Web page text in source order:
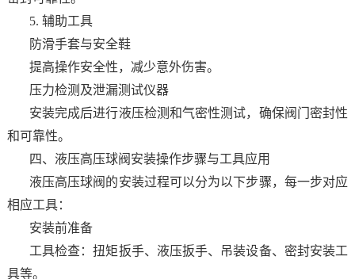
5. 辅助工具
防滑手套与安全鞋
提高操作安全性，减少意外伤害。
压力检测及泄漏测试仪器
安装完成后进行液压检测和气密性测试，确保阀门密封性
和可靠性。
四、液压高压球阀安装操作步骤与工具应用
液压高压球阀的安装过程可以分为以下步骤，每一步对应
相应工具：
安装前准备
工具检查：扭矩扳手、液压扳手、吊装设备、密封安装工
具等。